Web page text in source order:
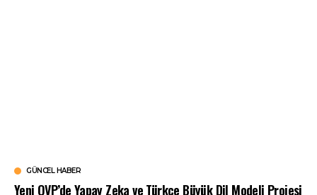
GÜNCEL HABER
Yeni OVP’de Yapay Zeka ve Türkçe Büyük Dil Modeli Projesi